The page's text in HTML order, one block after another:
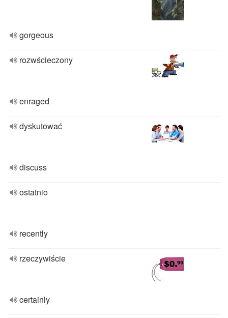
gorgeous
rozwścieczony
enraged
dyskutować
discuss
ostatnio
recently
rzeczywiście
certainly